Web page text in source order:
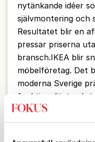
nytänkande idéer
självmontering och
Resultatet blir en
pressar priserna
bransch.IKEA blir
möbelföretag. Det
moderna Sverige
funktionalitet och
vara tillgänglig för
företagets resa